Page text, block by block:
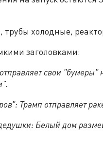
трубы холодные,
заголовками:
свои "бумеры"
Трамп отправляет
Белый дом